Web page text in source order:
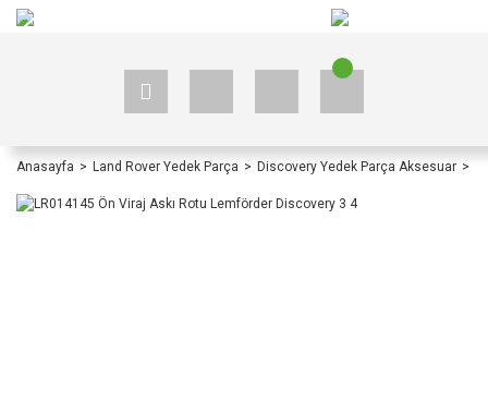
Anasayfa Land Rover Yedek Parça Discovery Yedek Parça Aksesuar